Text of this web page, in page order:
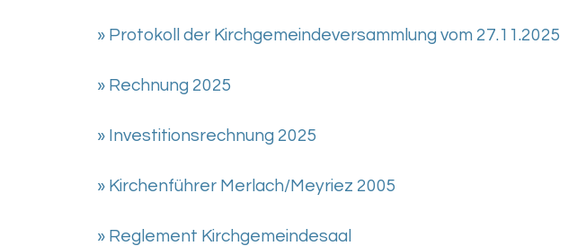
» Protokoll der Kirchgemeindeversammlung vom 27.11.2025
» Rechnung 2025
» Investitionsrechnung 2025
» Kirchenführer Merlach/Meyriez 2005
» Reglement Kirchgemeindesaal